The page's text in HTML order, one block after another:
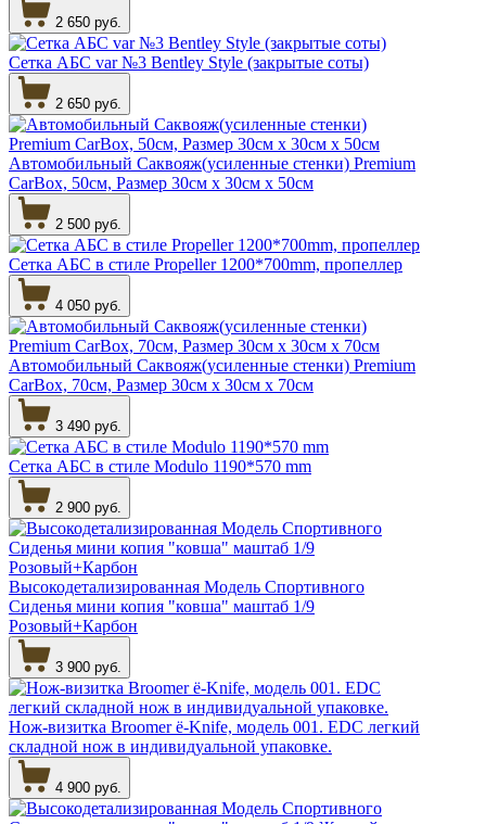
2 650 руб.
Сетка АБС var №3 Bentley Style (закрытые соты)
2 650 руб.
Автомобильный Саквояж(усиленные стенки) Premium
CarBox, 50см, Размер 30см х 30см х 50см
2 500 руб.
Сетка АБС в стиле Propeller 1200*700mm, пропеллер
4 050 руб.
Автомобильный Саквояж(усиленные стенки) Premium
CarBox, 70см, Размер 30см х 30см х 70см
3 490 руб.
Сетка АБС в стиле Modulo 1190*570 mm
2 900 руб.
Высокодетализированная Модель Спортивного
Сиденья мини копия "ковша" маштаб 1/9
Розовый+Карбон
3 900 руб.
Нож-визитка Broomer ё-Knife, модель 001. EDC легкий
складной нож в индивидуальной упаковке.
4 900 руб.